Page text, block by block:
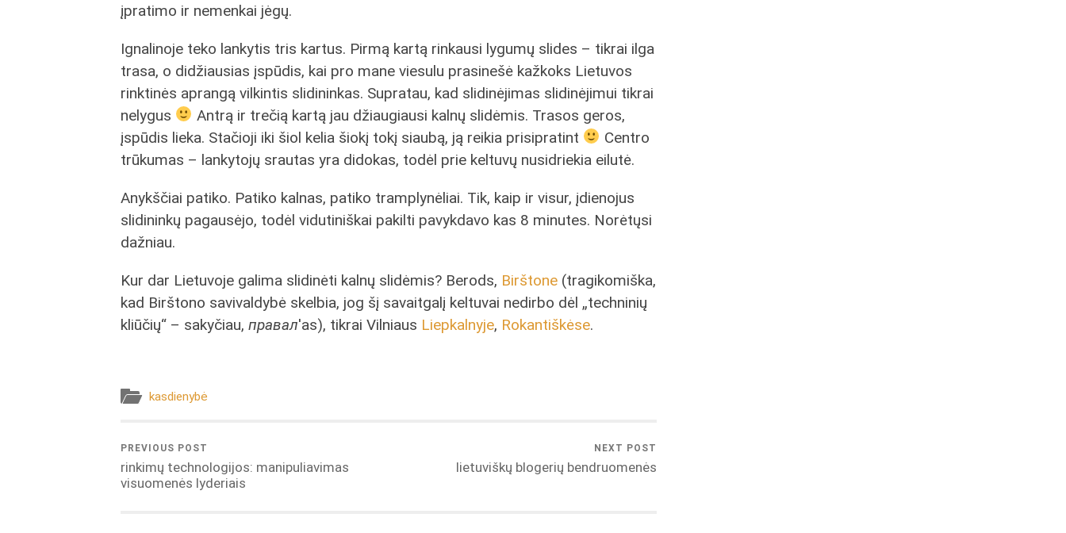
įpratimo ir nemenkai jėgų.
Ignalinoje teko lankytis tris kartus. Pirmą kartą rinkausi lygumų slides – tikrai ilga
trasa, o didžiausias įspūdis, kai pro mane viesulu prasinešė kažkoks Lietuvos
rinktinės aprangą vilkintis slidininkas. Supratau, kad slidinėjimas slidinėjimui tikrai
nelygus
Antrą ir trečią kartą jau džiaugiausi kalnų slidėmis. Trasos geros,
įspūdis lieka. Stačioji iki šiol kelia šiokį tokį siaubą, ją reikia prisipratint
Centro
trūkumas – lankytojų srautas yra didokas, todėl prie keltuvų nusidriekia eilutė.
Anykščiai patiko. Patiko kalnas, patiko tramplynėliai. Tik, kaip ir visur, įdienojus
slidininkų pagausėjo, todėl vidutiniškai pakilti pavykdavo kas 8 minutes. Norėtųsi
dažniau.
Kur dar Lietuvoje galima slidinėti kalnų slidėmis? Berods, Birštone (tragikomiška,
kad Birštono savivaldybė skelbia, jog šį savaitgalį keltuvai nedirbo dėl „techninių
kliūčių“ – sakyčiau, правал'as), tikrai Vilniaus Liepkalnyje, Rokantiškėse.
kasdienybė
PREVIOUS POST
rinkimų technologijos: manipuliavimas
visuomenės lyderiais
NEXT POST
lietuviškų blogerių bendruomenės